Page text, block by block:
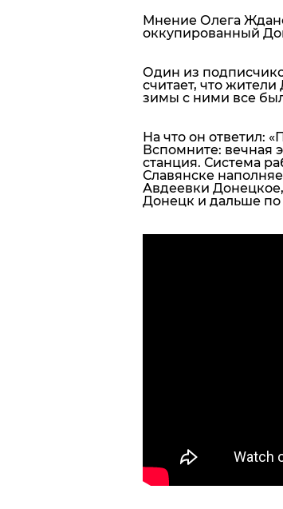
Мнение Олега
оккупированный
Один из
считает, что
зимы с ними все
На что он ответил:
Вспомните: вечная
станция. Система
Славянске
Авдеевки Донецкое,
Донецк и дальше по